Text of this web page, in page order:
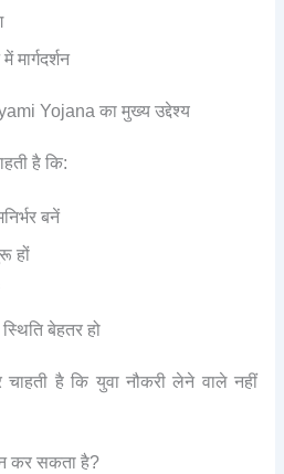
Yojana का मुख्य उद्देश्य
है कि:
बनें
हों
बेहतर हो
है कि युवा नौकरी लेने वाले नहीं
कर सकता है?